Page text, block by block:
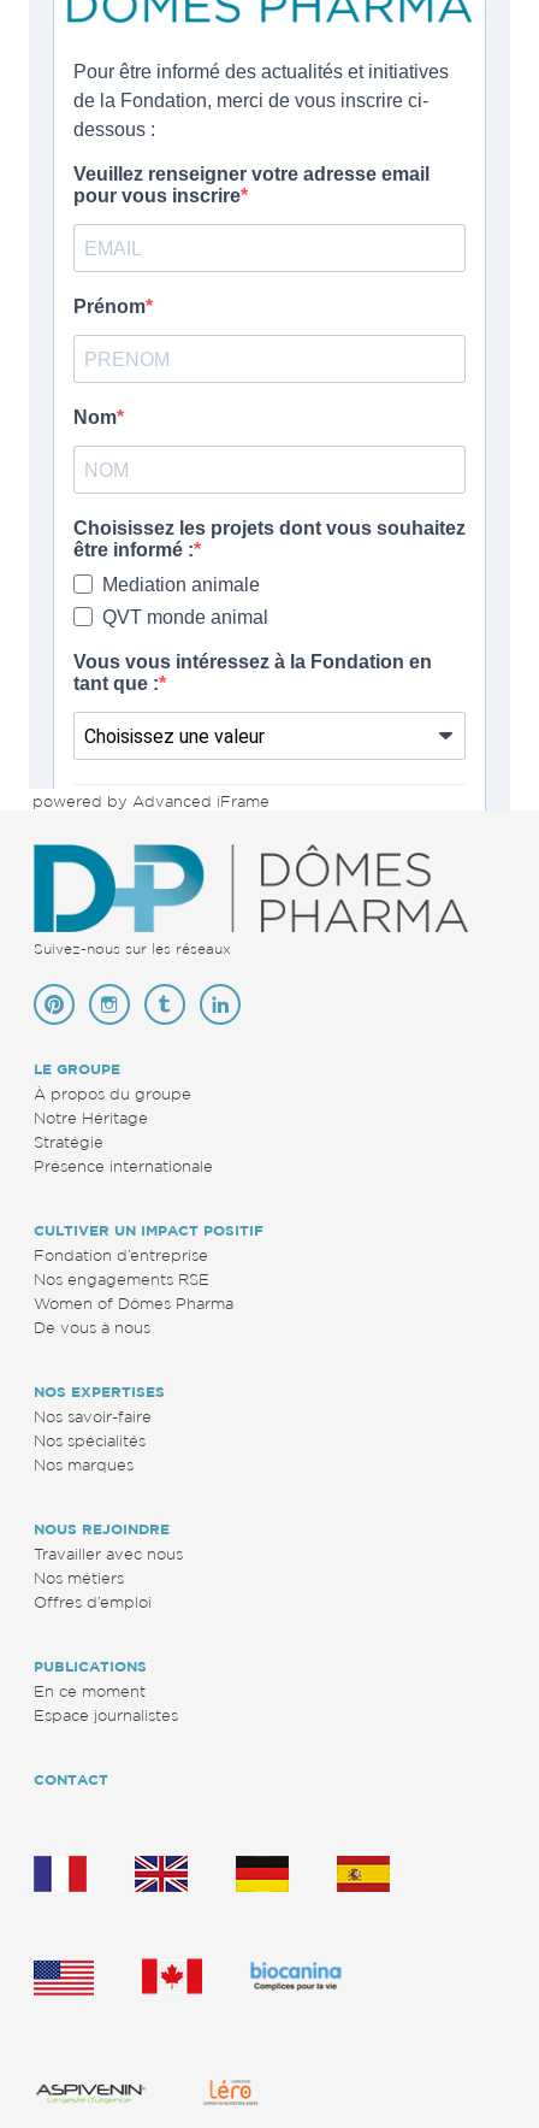
powered by Advanced iFrame
Suivez-nous sur les réseaux
LE GROUPE
À propos du groupe
Notre Héritage
Stratégie
Présence internationale
CULTIVER UN IMPACT POSITIF
Fondation d’entreprise
Nos engagements RSE
Women of Dômes Pharma
De vous à nous
NOS EXPERTISES
Nos savoir-faire
Nos spécialités
Nos marques
NOUS REJOINDRE
Travailler avec nous
Nos métiers
Offres d’emploi
PUBLICATIONS
En ce moment
Espace journalistes
CONTACT